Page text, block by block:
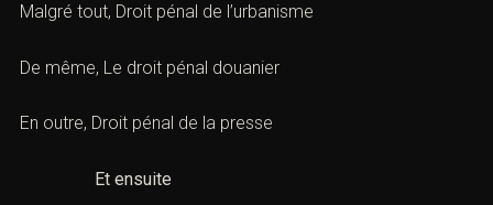
Malgré tout, Droit pénal de l’urbanisme
De même, Le droit pénal douanier
En outre, Droit pénal de la presse
Et ensuite